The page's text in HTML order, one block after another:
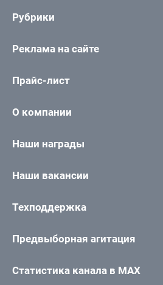
Рубрики
Реклама на сайте
Прайс-лист
О компании
Наши награды
Наши вакансии
Техподдержка
Предвыборная агитация
Статистика канала в MAX